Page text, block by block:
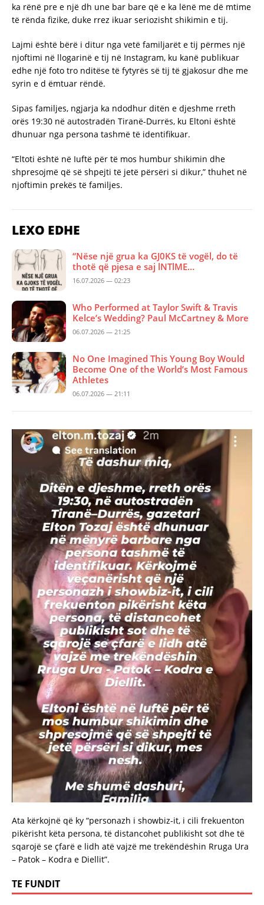
ka rënë pre e një dh une bar bare që e ka lënë me dë mtime
të rënda fizike, duke rrez ikuar seriozisht shikimin e tij.
Lajmi është bërë i ditur nga vetë familjarët e tij përmes një
njoftimi në llogarinë e tij në Instagram, ku kanë publikuar
edhe një foto tro nditëse të fytyrës së tij të gjakosur dhe me
syrin e d ëmtuar rëndë.
Sipas familjes, ngjarja ka ndodhur ditën e djeshme rreth
orës 19:30 në autostradën Tiranë-Durrës, ku Eltoni është
dhunuar nga persona tashmë të identifikuar.
“Eltoti është në Iuftë për të mos humbur shikimin dhe
shpresojmë që së shpejti të jetë përsëri si dikur,” thuhet në
njoftimin prekës të familjes.
LEXO EDHE
“Nëse një grua ka GJ0KS të vogël, do të
thotë që pjesa e saj lNTlME…
16.07.2026 — 02:23
Who Performed at Taylor Swift & Travis
Kelce’s Wedding? Paul McCartney & More
06.07.2026 — 21:25
No One Imagined This Young Boy Would
Become One of the World’s Most Famous
Athletes
06.07.2026 — 21:11
Ata kërkojnë që ky “personazh i showbiz-it, i cili frekuenton
pikërisht këta persona, të distancohet publikisht sot dhe të
sqarojë se çfarë e lidh atë vajzë me trekëndëshin Rruga Ura
– Patok – Kodra e Diellit”.
TE FUNDIT